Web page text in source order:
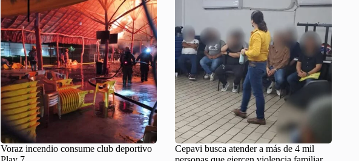
Voraz incendio consume club deportivo
Cepavi busca atender a más de 4 mil